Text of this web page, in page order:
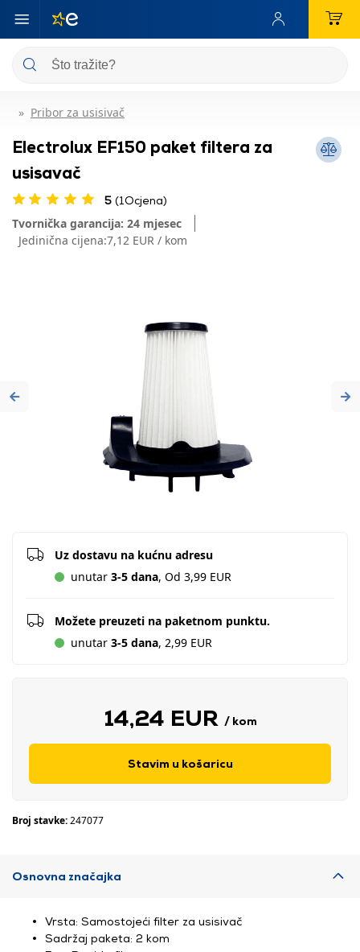
Pribor za usisivač
Electrolux EF150 paket filtera za
usisavač
5 (1Ocjena)
Tvornička garancija: 24 mjesec
Jedinična cijena:7,12 EUR / kom
Previous
Uz dostavu na kućnu adresu
unutar 3-5 dana, Od 3,99 EUR
Možete preuzeti na paketnom punktu.
unutar 3-5 dana, 2,99 EUR
14,24 EUR / kom
Stavim u košaricu
Broj stavke:247077
Osnovna značajka
Vrsta: Samostojeći filter za usisivač
Sadržaj paketa: 2 kom